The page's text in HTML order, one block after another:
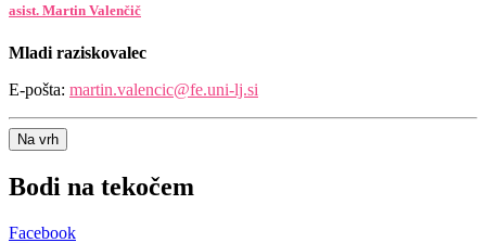
asist. Martin Valenčič
Mladi raziskovalec
E-pošta: martin.valencic@fe.uni-lj.si
Na vrh
Bodi na tekočem
Facebook